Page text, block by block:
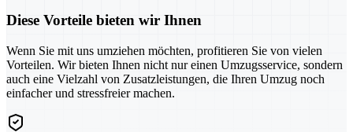
Diese Vorteile bieten wir Ihnen
Wenn Sie mit uns umziehen möchten, profitieren Sie von vielen
Vorteilen. Wir bieten Ihnen nicht nur einen Umzugsservice, sondern
auch eine Vielzahl von Zusatzleistungen, die Ihren Umzug noch
einfacher und stressfreier machen.